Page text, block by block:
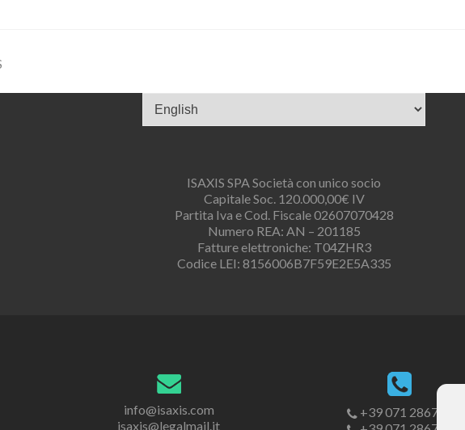
una
ISAXIS SPA Società con unico socio
Capitale Soc. 120.000,00€ IV
Partita Iva e Cod. Fiscale 02607070428
Numero REA: AN – 201185
Fatture elettroniche: T04ZHR3
Codice LEI: 8156006B7F59E2E5A335
info@isaxis.com
isaxis@legalmail.it
+39 071 2867201